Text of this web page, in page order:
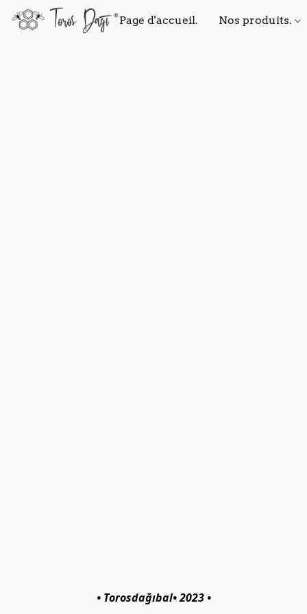
Page d'accueil. Nos produits.
• Torosdağıbal• 2023 •